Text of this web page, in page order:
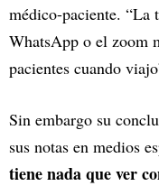
médico-paciente. “La
WhatsApp o el zoom
pacientes cuando
Sin embargo su
sus notas en medios
tiene nada que ver